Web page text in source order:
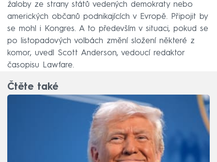
žaloby ze strany států vedených demokraty nebo
amerických občanů podnikajících v Evropě. Připojit by
se mohl i Kongres. A to především v situaci, pokud se
po listopadových volbách změní složení některé z
komor, uvedl Scott Anderson, vedoucí redaktor
časopisu Lawfare.
Čtěte také